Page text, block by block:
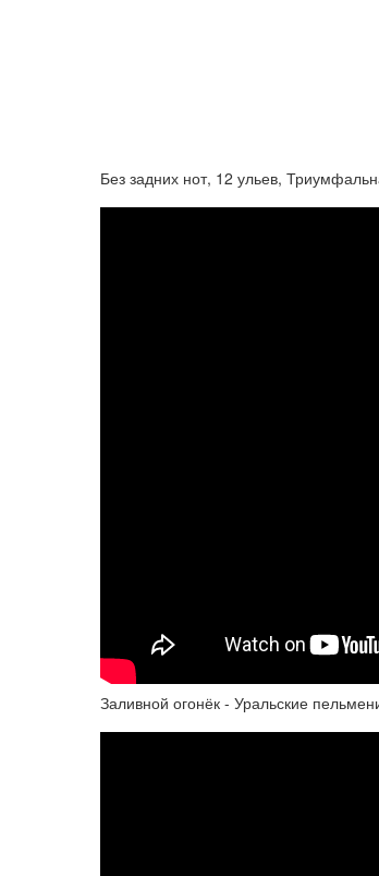
Без задних нот, 12 ульев,
Заливной огонёк - Уральские